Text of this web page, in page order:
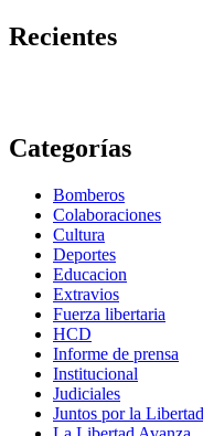
Recientes
Categorías
Bomberos
Colaboraciones
Cultura
Deportes
Educacion
Extravios
Fuerza libertaria
HCD
Informe de prensa
Institucional
Judiciales
Juntos por la Libertad